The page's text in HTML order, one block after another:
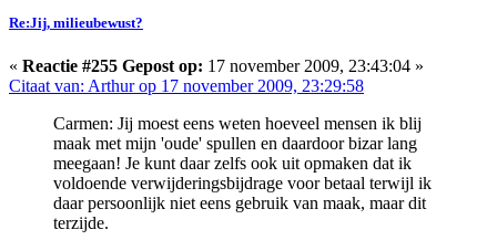
Re:Jij, milieubewust?
« Reactie #255 Gepost op: 17 november 2009, 23:43:04 »
Citaat van: Arthur op 17 november 2009, 23:29:58
Carmen: Jij moest eens weten hoeveel mensen ik blij
maak met mijn 'oude' spullen en daardoor bizar lang
meegaan! Je kunt daar zelfs ook uit opmaken dat ik
voldoende verwijderingsbijdrage voor betaal terwijl ik
daar persoonlijk niet eens gebruik van maak, maar dit
terzijde.